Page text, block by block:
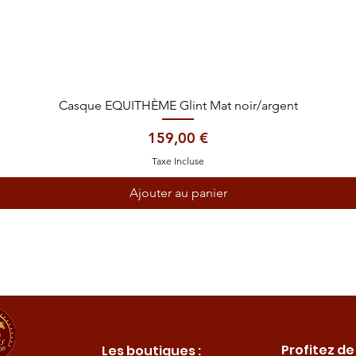
Aperçu rapide
Casque EQUITHÈME Glint Mat noir/argent
Prix
159,00 €
Taxe Incluse
Ajouter au panier
Les boutiques :
Profitez